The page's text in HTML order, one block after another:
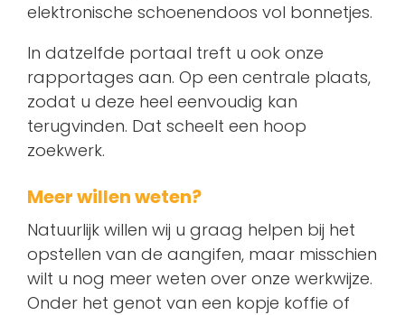
elektronische schoenendoos vol bonnetjes.
In datzelfde portaal treft u ook onze
rapportages aan. Op een centrale plaats,
zodat u deze heel eenvoudig kan
terugvinden. Dat scheelt een hoop
zoekwerk.
Meer willen weten?
Natuurlijk willen wij u graag helpen bij het
opstellen van de aangifen, maar misschien
wilt u nog meer weten over onze werkwijze.
Onder het genot van een kopje koffie of